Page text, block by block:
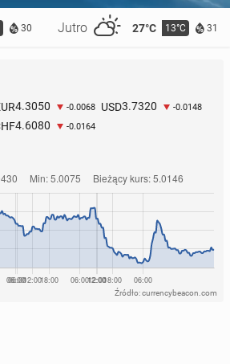
30 Jutro 27°C 13°C 31
4.3050 -0.0068 USD3.7320 -0.0148
4.6080 -0.0164
Źródło: currencybeacon.com